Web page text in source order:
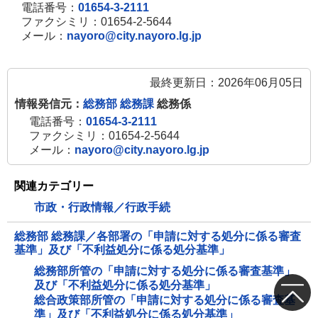
電話番号： 01654-3-2111
ファクシミリ：01654-2-5644
メール： nayoro@city.nayoro.lg.jp
最終更新日：2026年06月05日
情報発信元： 総務部 総務課 総務係
電話番号： 01654-3-2111
ファクシミリ：01654-2-5644
メール： nayoro@city.nayoro.lg.jp
関連カテゴリー
市政・行政情報／行政手続
総務部 総務課／各部署の「申請に対する処分に係る審査
基準」及び「不利益処分に係る処分基準」
総務部所管の「申請に対する処分に係る審査基準」
及び「不利益処分に係る処分基準」
総合政策部所管の「申請に対する処分に係る審査基
準」及び「不利益処分に係る処分基準」